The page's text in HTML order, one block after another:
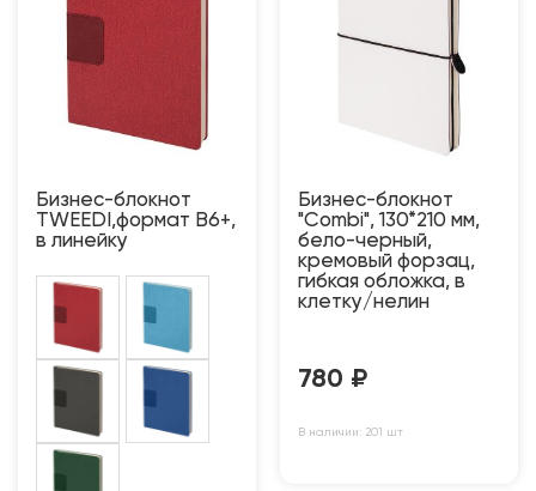
Бизнес-блокнот
TWEEDI,формат B6+,
в линейку
Бизнес-блокнот
"Combi", 130*210 мм,
бело-черный,
кремовый форзац,
гибкая обложка, в
клетку/нелин
780 ₽
В наличии: 201 шт